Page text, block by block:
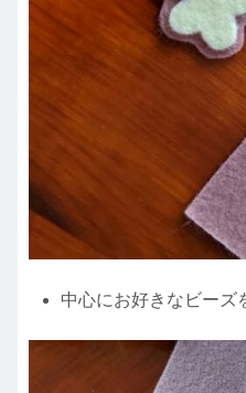
中心にお好きなビーズ